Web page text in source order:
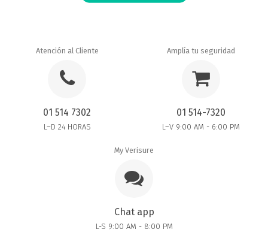
Atención al Cliente
01 514 7302
L–D 24 HORAS
Amplía tu seguridad
01 514-7320
L–V 9:00 AM - 6:00 PM
My Verisure
Chat app
L-S 9:00 AM - 8:00 PM